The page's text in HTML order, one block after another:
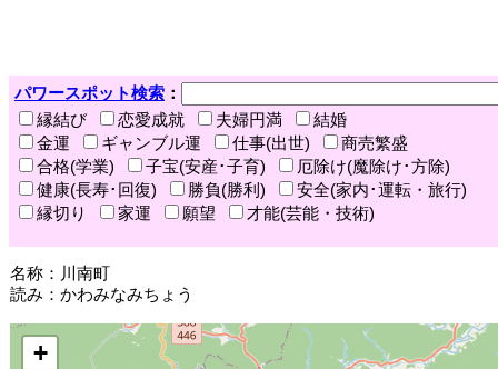
パワースポット検索 ：
縁結び
恋愛成就 夫婦円満
結婚
金運
ギャンブル運 仕事(出世)
商売繁盛
合格(学業)
子宝(安産･子育)
厄除け(魔除け･方除)
健康(長寿･回復)
勝負(勝利)
安全(家内･運転・旅行)
縁切り
家運 願望 才能(芸能・技術)
名称：川南町
読み：かわみなみちょう
+